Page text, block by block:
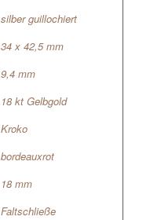
silber guillochiert
34 x 42,5 mm
9,4 mm
18 kt Gelbgold
Kroko
bordeauxrot
18 mm
Faltschließe